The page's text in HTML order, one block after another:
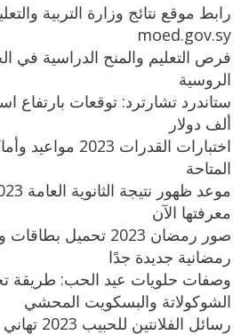
رابط موقع نتائج وزارة التربية
moed.gov.sy
فرص التعليم والمنح الدراسية في
الروسية
ألف دولار
اختبارات القدرات
المتاحة
معرفتها الآن
صور رمضان 2023 تحميل
رمضانية جديدة جدًا
وصفات حلويات عيد الحب: طريقة
الشوكولاتة والبسكويت المحشي
رسائل الفلانتين للحبيب 2023 تهاني عيد حب سعيد للعشاق